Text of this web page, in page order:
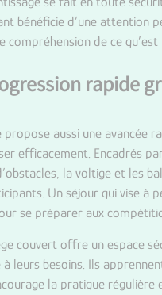
bénéficie d’une attention
compréhension de ce
rapide
propose aussi une avancée
efficacement. Encadrés
la voltige et les
Un séjour qui vise à
se préparer aux
couvert offre un espace
leurs besoins. Ils
la pratique